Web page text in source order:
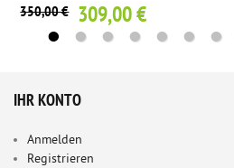
350,00 € 309,00 €
IHR KONTO
Anmelden
Registrieren